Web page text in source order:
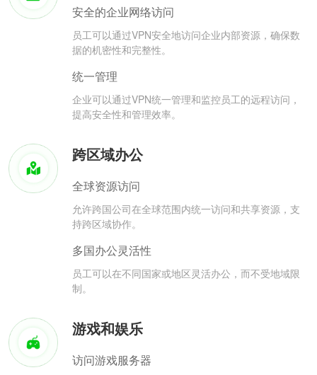
安全的企业网络访问
员工可以通过VPN安全地访问企业内部资源，确保数
据的机密性和完整性。
统一管理
企业可以通过VPN统一管理和监控员工的远程访问，
提高安全性和管理效率。
跨区域办公
全球资源访问
允许跨国公司在全球范围内统一访问和共享资源，支
持跨区域协作。
多国办公灵活性
员工可以在不同国家或地区灵活办公，而不受地域限
制。
游戏和娱乐
访问游戏服务器